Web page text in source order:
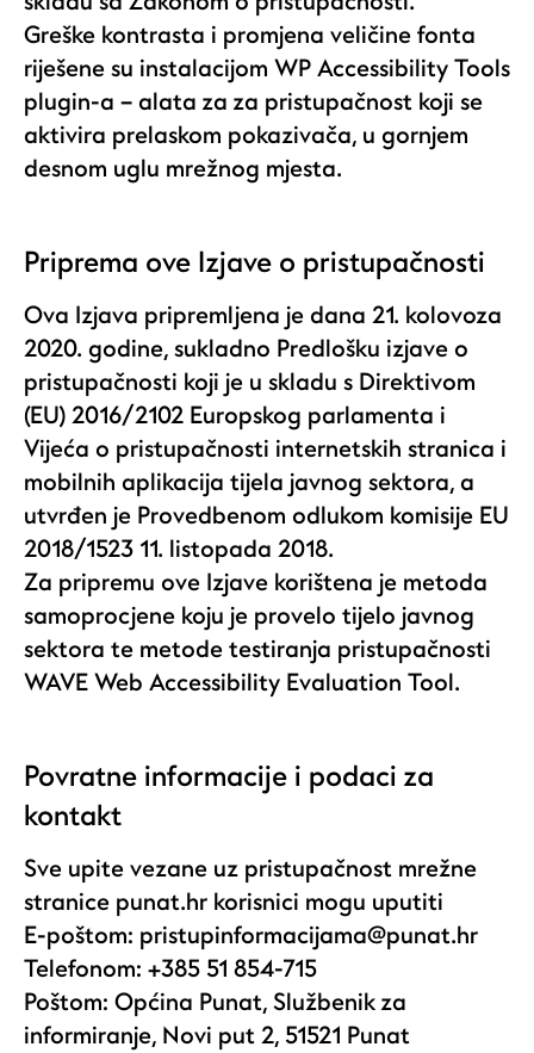
Greške kontrasta i promjena veličine fonta
riješene su instalacijom WP Accessibility Tools
plugin-a – alata za za pristupačnost koji se
aktivira prelaskom pokazivača, u gornjem
desnom uglu mrežnog mjesta.
Priprema ove Izjave o pristupačnosti
Ova Izjava pripremljena je dana 21. kolovoza
2020. godine, sukladno Predlošku izjave o
pristupačnosti koji je u skladu s Direktivom
(EU) 2016/2102 Europskog parlamenta i
Vijeća o pristupačnosti internetskih stranica i
mobilnih aplikacija tijela javnog sektora, a
utvrđen je Provedbenom odlukom komisije EU
2018/1523 11. listopada 2018.
Za pripremu ove Izjave korištena je metoda
samoprocjene koju je provelo tijelo javnog
sektora te metode testiranja pristupačnosti
WAVE Web Accessibility Evaluation Tool.
Povratne informacije i podaci za
kontakt
Sve upite vezane uz pristupačnost mrežne
stranice punat.hr korisnici mogu uputiti
E-poštom: pristupinformacijama@punat.hr
Telefonom: +385 51 854-715
Poštom: Općina Punat, Službenik za
informiranje, Novi put 2, 51521 Punat